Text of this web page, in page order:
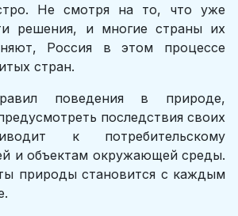
Не смотря на то, что уже
решения, и многие страны их
Россия в этом процессе
стран.
поведения в природе,
последствия своих
к потребительскому
и объектам окружающей среды.
природы становится с каждым